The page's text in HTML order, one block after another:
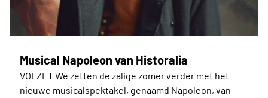
Musical Napoleon van Historalia
VOLZET We zetten de zalige zomer verder met het
nieuwe musicalspektakel, genaamd Napoleon, van